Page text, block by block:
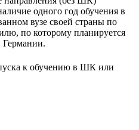
одного год обучения в
вузе своей страны по
по которому планируется
Германии.
к обучению в ШК или